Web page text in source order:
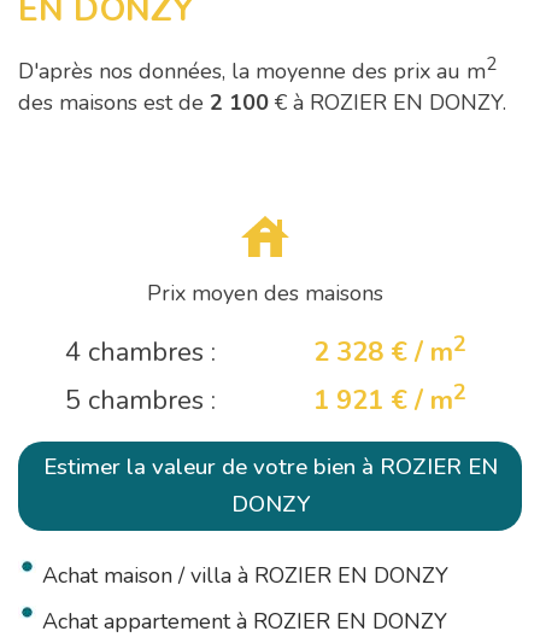
EN DONZY
D'après nos données, la moyenne des prix au m2
des maisons est de 2 100 € à ROZIER EN DONZY.
Prix moyen des maisons
4 chambres : 2 328 € / m2
5 chambres : 1 921 € / m2
Estimer la valeur de votre bien à ROZIER EN
DONZY
Achat maison / villa à ROZIER EN DONZY
Achat appartement à ROZIER EN DONZY